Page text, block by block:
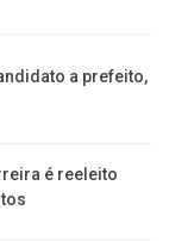
a prefeito,
é reeleito